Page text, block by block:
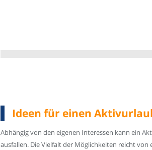
Ideen für einen
Abhängig von den eigenen Interessen kann ein
ausfallen. Die Vielfalt der Möglichkeiten reicht